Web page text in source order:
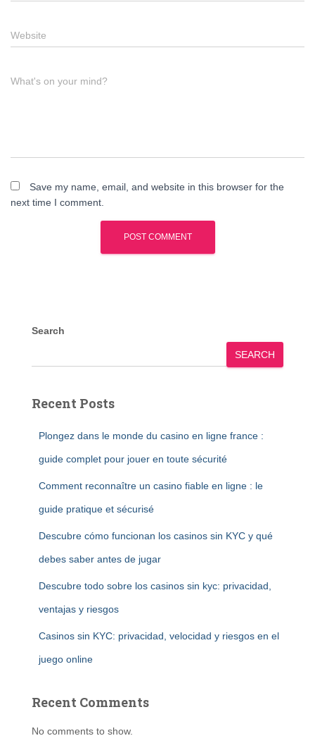
Website
What's on your mind?
Save my name, email, and website in this browser for the
next time I comment.
Search
SEARCH
Recent Posts
Plongez dans le monde du casino en ligne france :
guide complet pour jouer en toute sécurité
Comment reconnaître un casino fiable en ligne : le
guide pratique et sécurisé
Descubre cómo funcionan los casinos sin KYC y qué
debes saber antes de jugar
Descubre todo sobre los casinos sin kyc: privacidad,
ventajas y riesgos
Casinos sin KYC: privacidad, velocidad y riesgos en el
juego online
Recent Comments
No comments to show.